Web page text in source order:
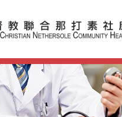
跳到内容（按输入键）